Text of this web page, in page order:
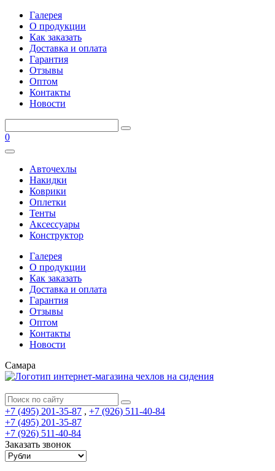
Галерея
О продукции
Как заказать
Доставка и оплата
Гарантия
Отзывы
Оптом
Контакты
Новости
0
Авточехлы
Накидки
Коврики
Оплетки
Тенты
Аксессуары
Конструктор
Галерея
О продукции
Как заказать
Доставка и оплата
Гарантия
Отзывы
Оптом
Контакты
Новости
Самара
+7 (495) 201-35-87 , +7 (926) 511-40-84
+7 (495) 201-35-87
+7 (926) 511-40-84
Заказать звонок